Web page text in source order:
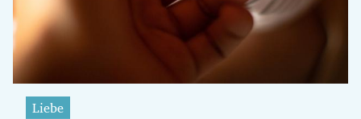
Liebe